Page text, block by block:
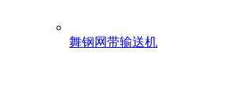
舞钢网带输送机